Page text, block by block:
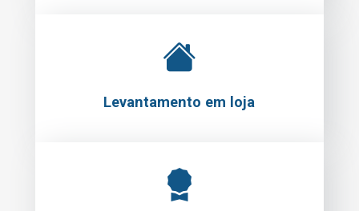
Levantamento em loja